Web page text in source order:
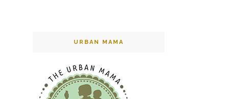
URBAN MAMA